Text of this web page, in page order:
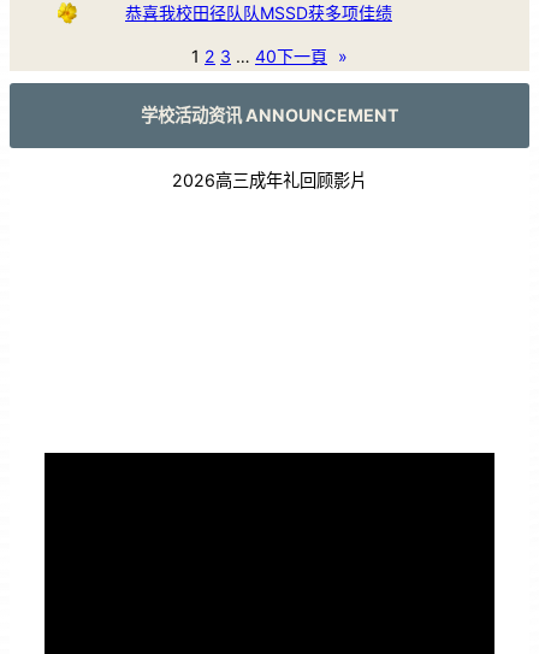
恭喜我校田径队队MSSD获多项佳绩
1 2 3 … 40下一頁 »
学校活动资讯 ANNOUNCEMENT
2026高三成年礼回顾影片